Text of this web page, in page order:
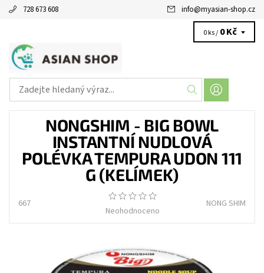
728 673 608 info@myasian-shop.cz
0 ks / 0 Kč
NONGSHIM - BIG BOWL
INSTANTNÍ NUDLOVÁ
POLÉVKA TEMPURA UDON 111
G (KELÍMEK)
667
Neohodnoceno
NONG SHIM